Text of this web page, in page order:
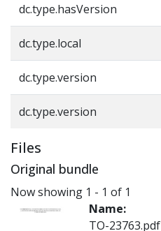
dc.type.hasVersion
dc.type.local
dc.type.version
dc.type.version
Files
Original bundle
Now showing 1 - 1 of 1
Name:
TO-23763.pdf